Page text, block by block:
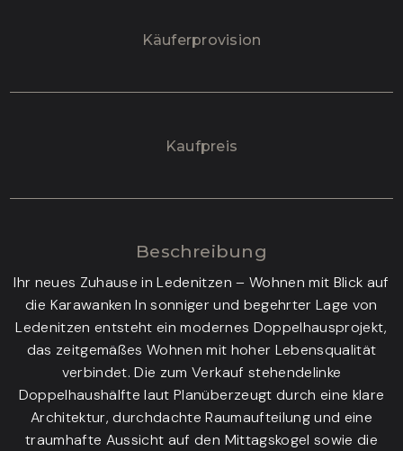
Käufer­provision
Kaufpreis
Beschreibung
Ihr neues Zuhause in Ledenitzen – Wohnen mit Blick auf
die Karawanken In sonniger und begehrter Lage von
Ledenitzen entsteht ein modernes Doppelhausprojekt,
das zeitgemäßes Wohnen mit hoher Lebensqualität
verbindet. Die zum Verkauf stehendelinke
Doppelhaushälfte laut Planüberzeugt durch eine klare
Architektur, durchdachte Raumaufteilung und eine
traumhafte Aussicht auf den Mittagskogel sowie die